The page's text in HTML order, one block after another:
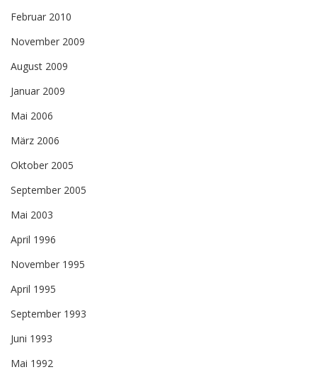
Februar 2010
November 2009
August 2009
Januar 2009
Mai 2006
März 2006
Oktober 2005
September 2005
Mai 2003
April 1996
November 1995
April 1995
September 1993
Juni 1993
Mai 1992